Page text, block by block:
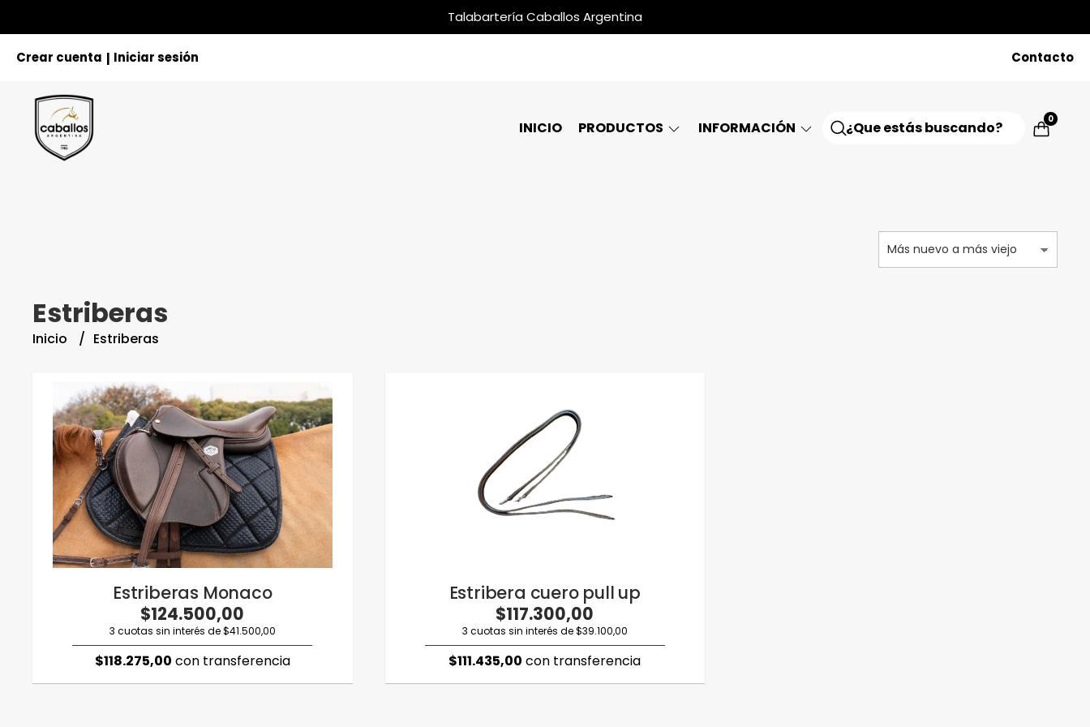
Talabartería Caballos Argentina
Crear cuenta Iniciar sesión Contacto
INICIO PRODUCTOS INFORMACIÓN 0
Estriberas
Inicio Estriberas
Estriberas Monaco
$124.500,00
3 cuotas sin interés de $41.500,00
$118.275,00 con transferencia
Estribera cuero pull up
$117.300,00
3 cuotas sin interés de $39.100,00
$111.435,00 con transferencia